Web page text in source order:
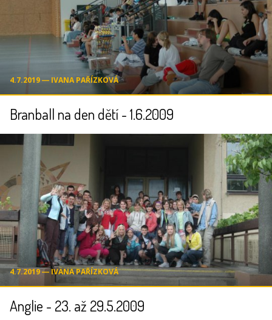
4.7.2019 ― IVANA PAŘÍZKOVÁ
Branball na den dětí - 1.6.2009
4.7.2019 ― IVANA PAŘÍZKOVÁ
Anglie - 23. až 29.5.2009